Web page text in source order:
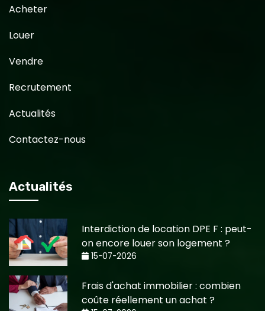
Acheter
Louer
Vendre
Recrutement
Actualités
Contactez-nous
Actualités
Interdiction de location DPE F : peut-
on encore louer son logement ?
15-07-2026
Frais d'achat immobilier : combien
coûte réellement un achat ?